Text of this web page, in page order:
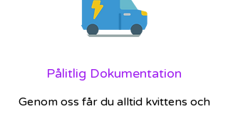
Pålitlig Dokumentation
Genom oss får du alltid kvittens och